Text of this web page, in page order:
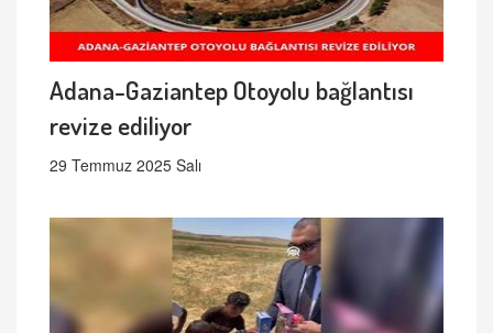
Adana-Gaziantep Otoyolu bağlantısı
revize ediliyor
29 Temmuz 2025 Salı